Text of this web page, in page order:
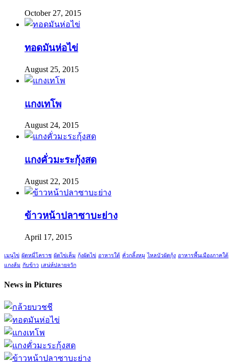
October 27, 2015
ทอดมันห่อไข่
August 25, 2015
แกงเทโพ
August 24, 2015
แกงคั่วมะระกุ้งสด
August 22, 2015
ข้าวหน้าปลาซาบะย่าง
April 17, 2015
เมนูไข่ ผัดหมี่โคราช ผัดไข่เค็ม กุ้งผัดไข่ อาหารใต้ คั่วกลิ้งหมู ไหลบัวผัดกุ้ง อาหารพื้นเมืองภาคใต้
แกงส้ม กับข้าว เสน่ห์ปลายจวัก
News in Pictures